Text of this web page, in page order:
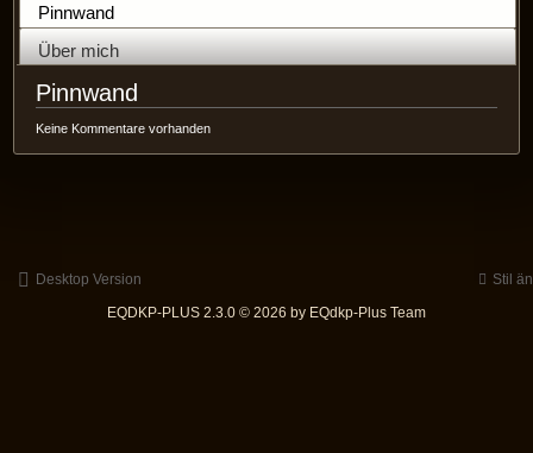
Pinnwand
Über mich
Pinnwand
Keine Kommentare vorhanden
Desktop Version
Stil
EQDKP-PLUS 2.3.0 © 2026 by EQdkp-Plus Team